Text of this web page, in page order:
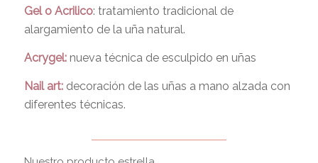
Gel o Acrilico: tratamiento tradicional de
alargamiento de la uña natural.
Acrygel:nueva técnica de esculpido en uñas
Nail art:decoración de las uñas a mano alzada con
diferentes técnicas.